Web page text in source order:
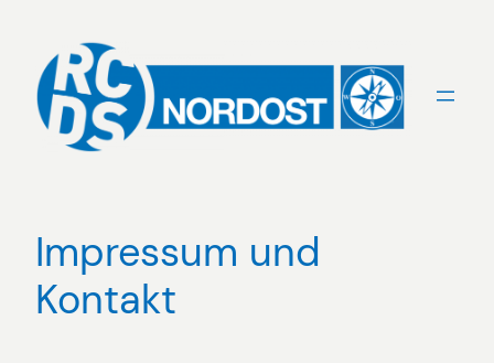
springen
Impressum und
Kontakt